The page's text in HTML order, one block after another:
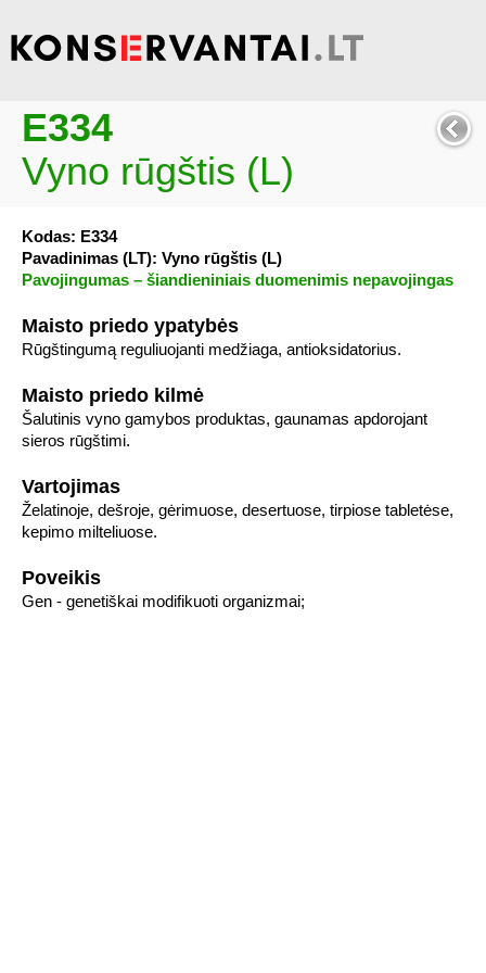
E334
Vyno rūgštis (L)
Kodas: E334
Pavadinimas (LT): Vyno rūgštis (L)
Pavojingumas – šiandieniniais duomenimis nepavojingas
Maisto priedo ypatybės
Rūgštingumą reguliuojanti medžiaga, antioksidatorius.
Maisto priedo kilmė
Šalutinis vyno gamybos produktas, gaunamas apdorojant
sieros rūgštimi.
Vartojimas
Želatinoje, dešroje, gėrimuose, desertuose, tirpiose tabletėse,
kepimo milteliuose.
Poveikis
Gen - genetiškai modifikuoti organizmai;